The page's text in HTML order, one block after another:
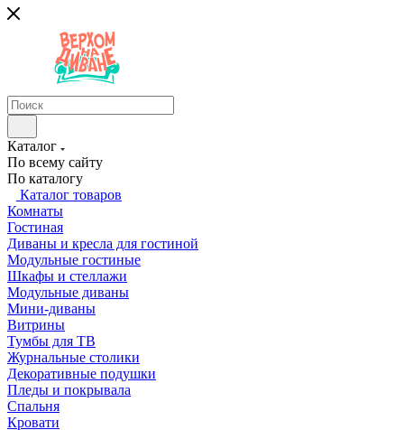
Каталог
По всему сайту
По каталогу
Каталог товаров
Комнаты
Гостиная
Диваны и кресла для гостиной
Модульные гостиные
Шкафы и стеллажи
Модульные диваны
Мини-диваны
Витрины
Тумбы для ТВ
Журнальные столики
Декоративные подушки
Пледы и покрывала
Спальня
Кровати